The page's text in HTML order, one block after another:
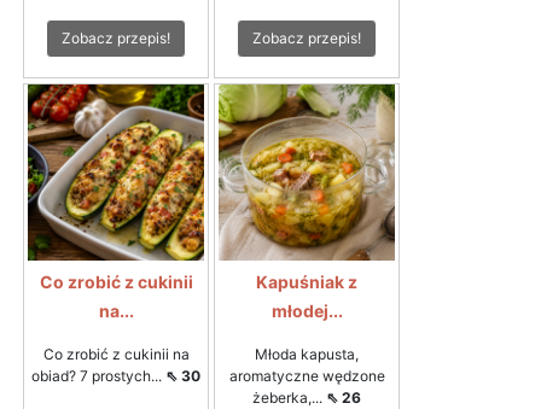
Zobacz przepis! Zobacz przepis!
Co zrobić z cukinii
na...
Co zrobić z cukinii na
obiad? 7 prostych... ⇖ 30
Kapuśniak z
młodej...
Młoda kapusta,
aromatyczne wędzone
żeberka,... ⇖ 26